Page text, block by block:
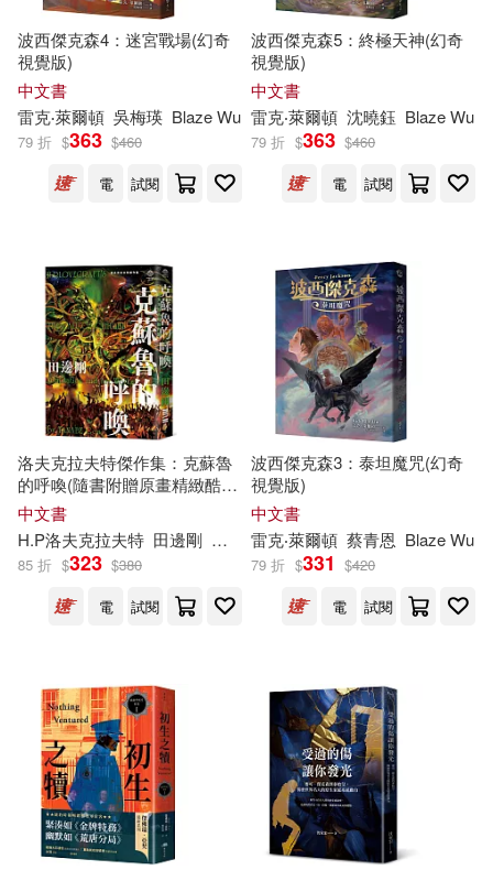
GLORY QUEST(6)
KINAKO(6)
《瑪納斯》漢譯工作委員會(6)
傑克．倫敦(6) 傑夫(6)
克里斯蒂(6) 劉富華(6)
卵の黄身(6) 司馬遷(6)
名尾生博(6) 斯瓦米．拉瑪(6)
梁晨(6) 法蘭西斯．塔朋(6)
藍旗左衽(6) 邱憶群(6)
香草(6)
（比）基德·圖桑，（比）米歇·普里
ベルハウス(27)
中國計量出版社(27)
堡壘文化(27) 木馬文化(27)
AVI(25)
太古國際(25) 新蕾出版社(25)
湖南文藝出版社(25)
聯經出版公司(25)
重慶出版社(24) Genuin(23)
Gramola(23) venus(23)
三民(23) 太雅出版社(23)
波西傑克森4：迷宮戰場(幻奇
視覺版)
中文書
雷克‧萊爾頓 吳梅瑛 Blaze Wu
79 折 $363 $460
電
試閱
波西傑克森5：終極天神(幻奇
視覺版)
中文書
雷克‧萊爾頓 沈曉鈺 Blaze Wu
79 折 $363 $460
電
試閱
洛夫克拉夫特傑作集：克蘇魯
的呼喚(隨書附贈原畫精緻酷
卡)
中文書
H.P洛夫克拉夫特 田邊剛 李彥樺
85 折 $323 $380
電
試閱
波西傑克森3：泰坦魔咒(幻奇
視覺版)
中文書
雷克‧萊爾頓 蔡青恩 Blaze Wu
79 折 $331 $420
電
試閱